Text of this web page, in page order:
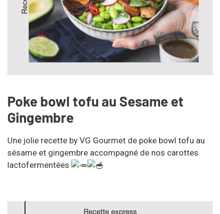
Poke bowl tofu au Sesame et
Gingembre
Une jolie recette by VG Gourmet de poke bowl tofu au
sésame et gingembre accompagné de nos carottes
lactofermentées